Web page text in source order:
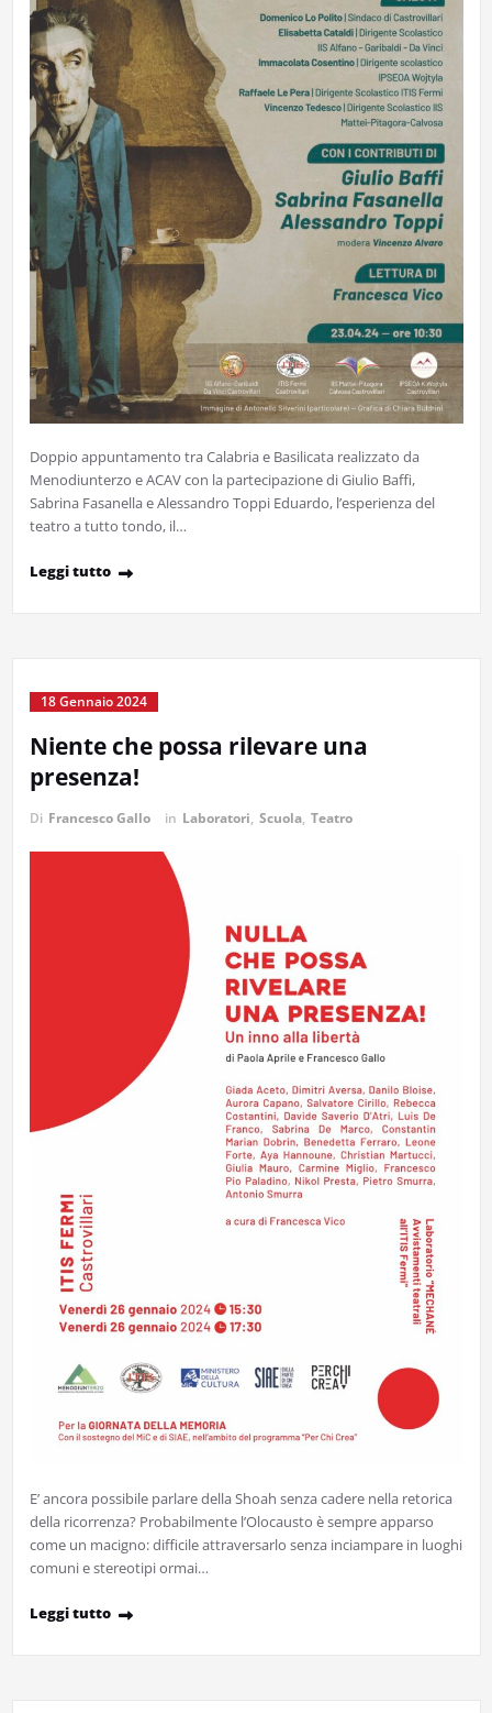
Doppio appuntamento tra Calabria e Basilicata realizzato da
Menodiunterzo e ACAV con la partecipazione di Giulio Baffi,
Sabrina Fasanella e Alessandro Toppi Eduardo, l’esperienza del
teatro a tutto tondo, il…
Leggi tutto
18 Gennaio 2024
Niente che possa rilevare una
presenza!
Di Francesco Gallo in Laboratori, Scuola, Teatro
E’ ancora possibile parlare della Shoah senza cadere nella retorica
della ricorrenza? Probabilmente l’Olocausto è sempre apparso
come un macigno: difficile attraversarlo senza inciampare in luoghi
comuni e stereotipi ormai…
Leggi tutto